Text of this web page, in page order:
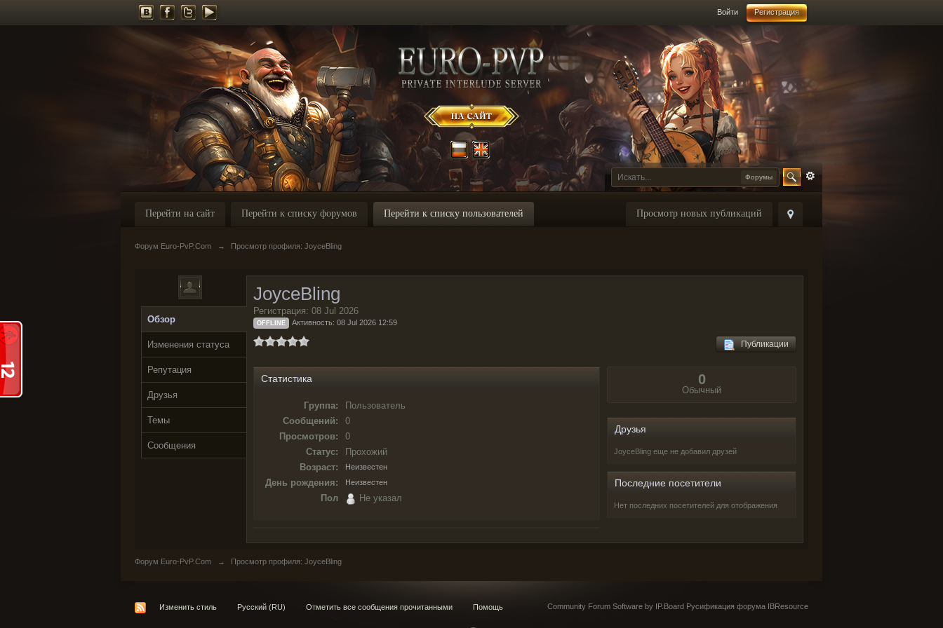
Войти Регистрация
Форумы
Просмотр новых публикаций
Перейти на сайт Перейти к списку форумов Перейти к списку пользователей
Форум Euro-PvP.Com → Просмотр профиля: JoyceBling
Обзор
Изменения статуса
Репутация
Друзья
Темы
Сообщения
JoyceBling
Регистрация: 08 Jul 2026
OFFLINE Активность: 08 Jul 2026 12:59
Публикации
Статистика
Группа:
Пользователь
Сообщений:
0
Просмотров:
0
Статус:
Прохожий
Возраст:
Неизвестен
День рождения: Неизвестен
Пол Не указал
0
Обычный
Друзья
JoyceBling еще не добавил друзей
Последние посетители
Нет последних посетителей для отображения
Форум Euro-PvP.Com → Просмотр профиля: JoyceBling
Изменить стиль Русский (RU) Отметить все сообщения прочитанными Помощь Community Forum Software by IP.Board Русификация форума IBResource